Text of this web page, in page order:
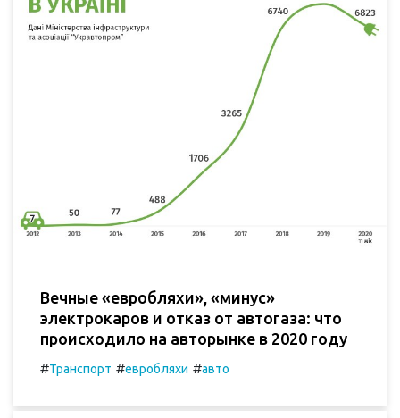
Вечные «евробляхи», «минус»
электрокаров и отказ от автогаза: что
происходило на авторынке в 2020 году
#Транспорт #евробляхи #авто